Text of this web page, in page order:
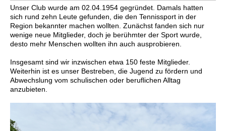
Unser Club wurde am 02.04.1954 gegründet. Damals hatten
sich rund zehn Leute gefunden, die den Tennissport in der
Region bekannter machen wollten. Zunächst fanden sich nur
wenige neue Mitglieder, doch je berühmter der Sport wurde,
desto mehr Menschen wollten ihn auch ausprobieren.
Insgesamt sind wir inzwischen etwa 150 feste Mitglieder.
Weiterhin ist es unser Bestreben, die Jugend zu fördern und
Abwechslung vom schulischen oder beruflichen Alltag
anzubieten.